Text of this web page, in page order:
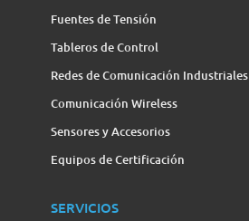
Fuentes de Tensión
Tableros de Control
Redes de Comunicación Industriales
Comunicación Wireless
Sensores y Accesorios
Equipos de Certificación
SERVICIOS